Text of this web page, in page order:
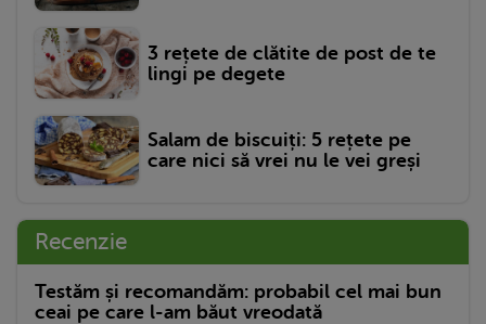
3 rețete de clătite de post de te
lingi pe degete
Salam de biscuiți: 5 rețete pe
care nici să vrei nu le vei greși
Recenzie
Testăm și recomandăm: probabil cel mai bun
ceai pe care l-am băut vreodată